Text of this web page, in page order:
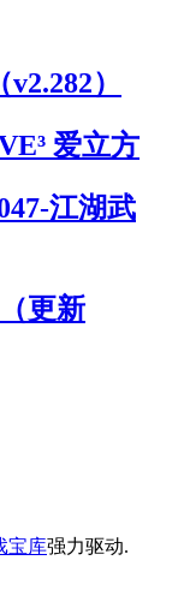
）
爱立方
江湖武
更新
宝库强力驱动.